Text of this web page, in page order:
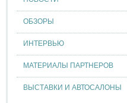
+
ОБЗОРЫ
ИНТЕРВЬЮ
МАТЕРИАЛЫ ПАРТНЕРОВ
ВЫСТАВКИ И АВТОСАЛОНЫ